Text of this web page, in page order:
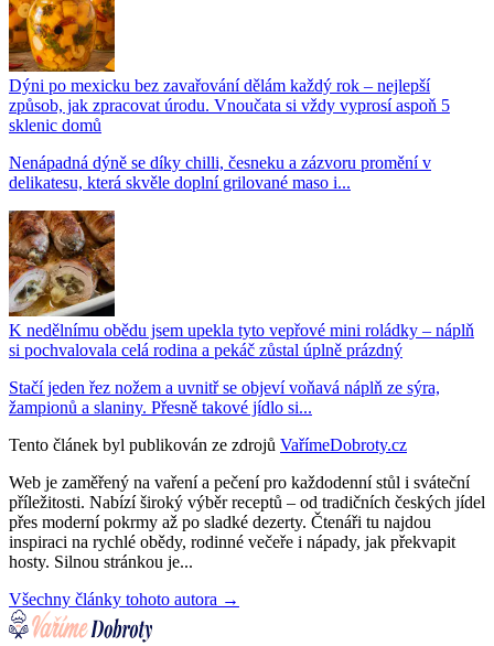
Dýni po mexicku bez zavařování dělám každý rok – nejlepší
způsob, jak zpracovat úrodu. Vnoučata si vždy vyprosí aspoň 5
sklenic domů
Nenápadná dýně se díky chilli, česneku a zázvoru promění v
delikatesu, která skvěle doplní grilované maso i...
K nedělnímu obědu jsem upekla tyto vepřové mini roládky – náplň
si pochvalovala celá rodina a pekáč zůstal úplně prázdný
Stačí jeden řez nožem a uvnitř se objeví voňavá náplň ze sýra,
žampionů a slaniny. Přesně takové jídlo si...
Tento článek byl publikován ze zdrojů VařímeDobroty.cz
Web je zaměřený na vaření a pečení pro každodenní stůl i sváteční
příležitosti. Nabízí široký výběr receptů – od tradičních českých jídel
přes moderní pokrmy až po sladké dezerty. Čtenáři tu najdou
inspiraci na rychlé obědy, rodinné večeře i nápady, jak překvapit
hosty. Silnou stránkou je...
Všechny články tohoto autora →